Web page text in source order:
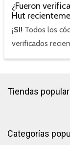
¿Fueron
Hut
¡SI! Todos los
verificados
Tiendas
Categorías